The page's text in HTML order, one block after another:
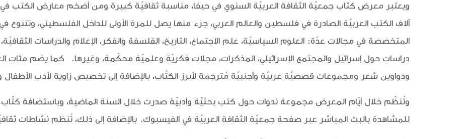
ويعتبر معرض كتاب جمعيّة الثقافة العربيّة السنوي في حيفا، مناسبة ثقافيّة كبيرة ومن أضخم معارض الكتب
آلاف الكتب العربيّة الصادرة في فلسطين والعالم العربي، جزء منها يصل للمرة الأولى للداخل الفلسطيني،
المتخصصة في مجالات عدّة: العلوم السياسيّة، علم الاجتماع، التاريخ، الفلسفة والفكر، الإعلام والدراسات
دراسات حول إسرائيل والمجتمع الإسرائيلي، المذكرات، مجلات فكريّة وعلميّة محكّمة، وغيرها.
كما يضم مئات
ودواوين شعر ومجموعات قصصيّة عربيّة وأجنبيّة مُترجمة لأبرز الكتّاب، بالإضافة إلى تخصيص زاوية لأدب الأطفال
وتُنظّم خلال أيّام المعرض مجموعة ندوات حول كتب بحثيّة وأدبيّة صدرت خلال السنة الماضية، وباستضافة
للمشاهدة بالبث المباشر عبر صفحة جمعيّة الثقافة العربيّة في الفيسبوك. بالإضافة إلى ذلك، تُنظم نشاطات